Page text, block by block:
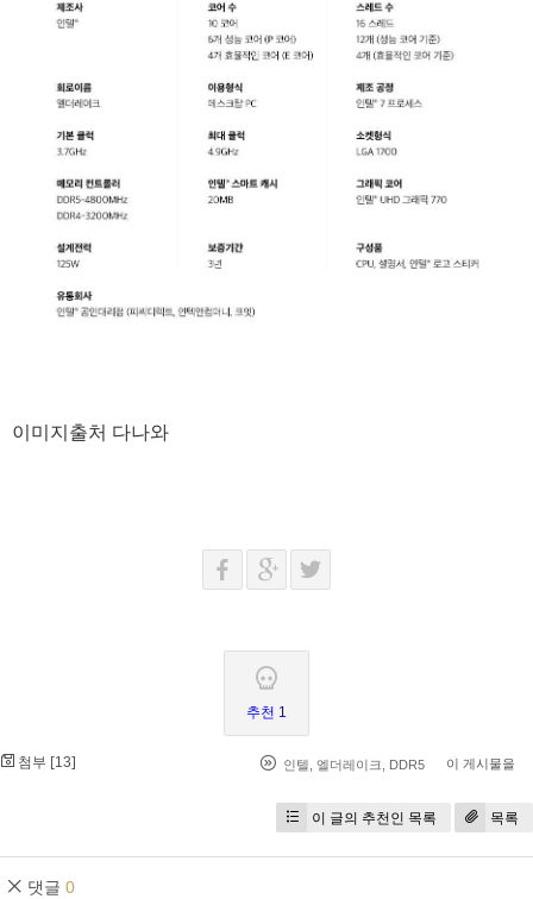
이미지출처 다나와
추천 1
첨부 [13] 인텔 엘더레이크 DDR5 이 게시물을
이 글의 추천인 목록 목록
댓글 0